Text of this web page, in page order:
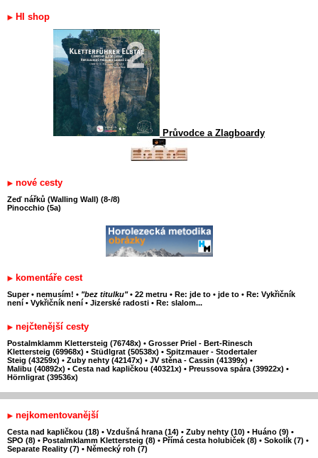
HI shop
Průvodce a Zlagboardy
nové cesty
Zeď nářků (Walling Wall) (8-/8)
Pinocchio (5a)
komentáře cest
Super • nemusím! • "bez titulku" • 22 metru • Re: jde to • jde to • Re: Vykřičník
není • Vykřičník není • Jizerské radosti • Re: slalom...
nejčtenější cesty
Postalmklamm Klettersteig (76748x) • Grosser Priel - Bert-Rinesch
Klettersteig (69968x) • Stüdlgrat (50538x) • Spitzmauer - Stodertaler
Steig (43259x) • Zuby nehty (42147x) • JV stěna - Cassin (41399x) •
Malibu (40892x) • Cesta nad kapličkou (40321x) • Preussova spára (39922x) •
Hörnligrat (39536x)
nejkomentovanější
Cesta nad kapličkou (18) • Vzdušná hrana (14) • Zuby nehty (10) • Huáno (9) •
SPO (8) • Postalmklamm Klettersteig (8) • Přímá cesta holubiček (8) • Sokolík (7) •
Separate Reality (7) • Německý roh (7)